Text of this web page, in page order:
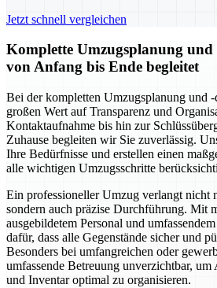
Jetzt schnell vergleichen
Komplette Umzugsplanung
von Anfang bis Ende begleitet
Bei der kompletten Umzugsplanung und
großen Wert auf Transparenz und
Kontaktaufnahme bis hin zur
Zuhause begleiten wir Sie zuverlässig.
Ihre Bedürfnisse und erstellen einen
alle wichtigen Umzugsschritte
Ein professioneller Umzug verlangt nicht
sondern auch präzise Durchführung. Mit
ausgebildetem Personal und
dafür, dass alle Gegenstände sicher und
Besonders bei umfangreichen oder
umfassende Betreuung unverzichtbar,
und Inventar optimal zu organisieren.